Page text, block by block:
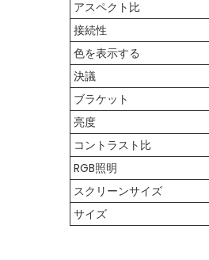
アスペクト比
接続性
色を表示する
決議
ブラケット
亮度
コントラスト比
RGB照明
スクリーンサイズ
サイズ